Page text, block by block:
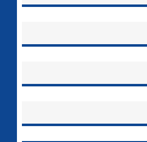
שירותי תמיכה
About Ateka Ltd.